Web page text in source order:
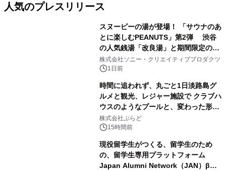
人気のプレスリリース
スヌーピーの湯が登場！ 「サウナのあ
とに楽しむPEANUTS」第2弾 渋谷
の人気銭湯「改良湯」と期間限定のコ
ラボレーション サウナイキタイコラ
ボグッズも発売決定！
株式会社ソニー・クリエイティブプロダクツ
1日前
時間に追われず、丸ごと1日淡路島グ
ルメと観光、レジャー施設で クラブハ
ウスのようなプールと、変わった形の
サウナも 「THE BOXY AWAJI」のお
得な素泊まり連泊プランで
株式会社ぷらど
15時間前
現役留学生がつくる、留学生のため
の、留学生専用プラットフォーム
Japan Alumni Network（JAN）β版